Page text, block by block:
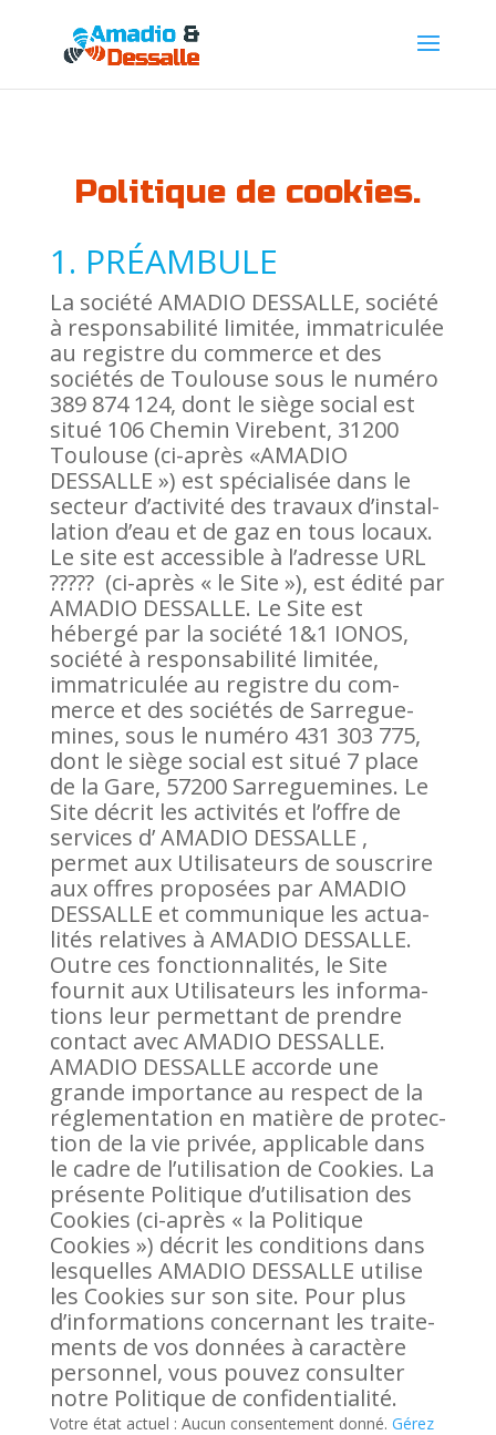
Politique de cookies.
1. PRÉAMBULE
La société AMADIO DESSALLE, société
à res­pon­sa­bi­lité limitée, imma­tri­culée
au registre du com­merce et des
sociétés de Tou­louse sous le numéro
389 874 124, dont le siège social est
situé 106 Chemin Virebent, 31200
Tou­louse (ci-après «AMADIO
DESSALLE ») est spé­cia­lisée dans le
sec­teur d’ac­ti­vité des tra­vaux d’ins­tal­
la­tion d’eau et de gaz en tous locaux.
Le site est acces­sible à l’adresse URL
????? (ci-après « le Site »), est édité par
AMADIO DESSALLE. Le Site est
hébergé par la société 1&1 IONOS,
société à res­pon­sa­bi­lité limitée,
imma­tri­culée au registre du com­
merce et des sociétés de Sar­re­gue­
mines, sous le numéro 431 303 775,
dont le siège social est situé 7 place
de la Gare, 57200 Sar­re­gue­mines. Le
Site décrit les acti­vités et l’offre de
ser­vices d’ AMADIO DESSALLE ,
permet aux Uti­li­sa­teurs de sous­crire
aux offres pro­po­sées par AMADIO
DESSALLE et com­mu­nique les actua­
lités rela­tives à AMADIO DESSALLE.
Outre ces fonc­tion­na­lités, le Site
fournit aux Uti­li­sa­teurs les infor­ma­
tions leur per­met­tant de prendre
contact avec AMADIO DESSALLE.
AMADIO DESSALLE accorde une
grande impor­tance au res­pect de la
régle­men­ta­tion en matière de pro­tec­
tion de la vie privée, appli­cable dans
le cadre de l’utilisation de Cookies. La
pré­sente Poli­tique d’utilisation des
Cookies (ci-après « la Poli­tique
Cookies ») décrit les condi­tions dans
les­quelles AMADIO DESSALLE uti­lise
les Cookies sur son site. Pour plus
d’informations concer­nant les trai­te­
ments de vos don­nées à carac­tère
per­sonnel, vous pouvez consulter
notre Poli­tique de confidentialité.
Votre état actuel : Aucun consen­te­ment donné. Gérez